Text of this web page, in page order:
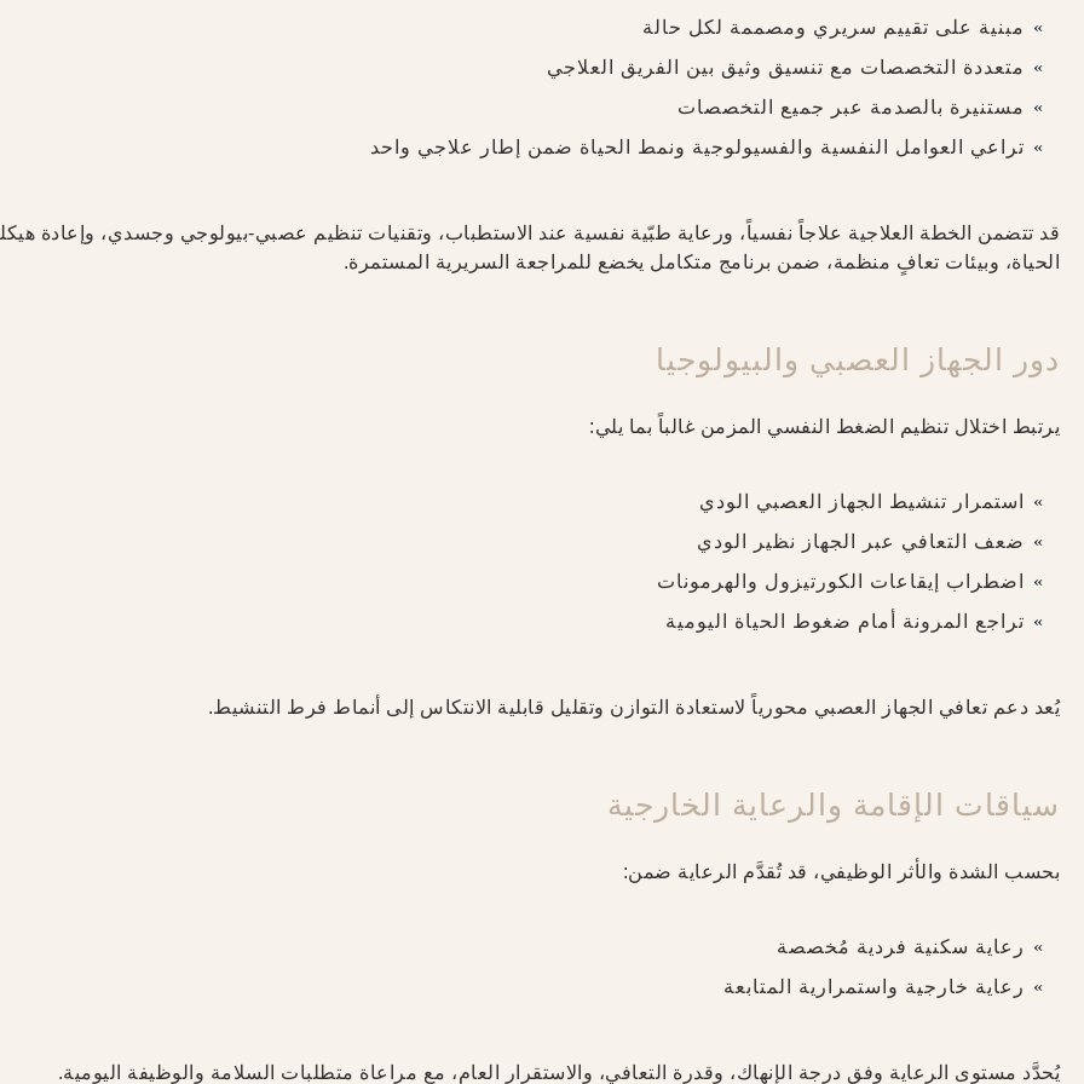
مبنية على تقييم سريري ومصممة لكل حالة
متعددة التخصصات مع تنسيق وثيق بين الفريق العلاجي
مستنيرة بالصدمة عبر جميع التخصصات
تراعي العوامل النفسية والفسيولوجية ونمط الحياة ضمن إطار علاجي واحد
قد تتضمن الخطة العلاجية علاجاً نفسياً، ورعاية طبّية نفسية عند الاستطباب، وتقنيات تنظيم عصبي-بيولوجي وجسدي، وإعادة
الحياة، وبيئات تعافٍ منظمة، ضمن برنامج متكامل يخضع للمراجعة السريرية المستمرة.
دور الجهاز العصبي والبيولوجيا
يرتبط اختلال تنظيم الضغط النفسي المزمن غالباً بما يلي:
استمرار تنشيط الجهاز العصبي الودي
ضعف التعافي عبر الجهاز نظير الودي
اضطراب إيقاعات الكورتيزول والهرمونات
تراجع المرونة أمام ضغوط الحياة اليومية
يُعد دعم تعافي الجهاز العصبي محورياً لاستعادة التوازن وتقليل قابلية الانتكاس إلى أنماط فرط التنشيط.
سياقات الإقامة والرعاية الخارجية
بحسب الشدة والأثر الوظيفي، قد تُقدَّم الرعاية ضمن:
رعاية سكنية فردية مُخصصة
رعاية خارجية واستمرارية المتابعة
يُحدَّد مستوى الرعاية وفق درجة الإنهاك، وقدرة التعافي، والاستقرار العام، مع مراعاة متطلبات السلامة والوظيفة اليومية.